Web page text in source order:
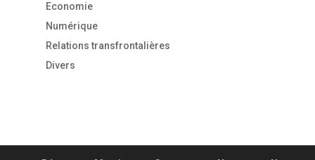
Economie
Numérique
Relations transfrontalières
Divers